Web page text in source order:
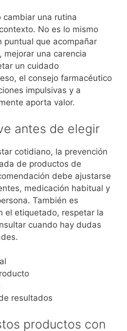
una rutina
No es lo mismo
puntual que acompañar
mejorar una carencia
un cuidado
el consejo farmacéutico
impulsivas y a
aporta valor.
antes de elegir
cotidiano, la prevención
de productos de
debe ajustarse
medicación habitual y
También es
el etiquetado, respetar la
cuando hay dudas
resultados
productos con